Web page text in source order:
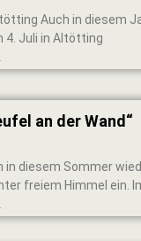
Auch in diesem
4. Juli in Altötting
an der Wand“
in diesem Sommer
freiem Himmel ein.